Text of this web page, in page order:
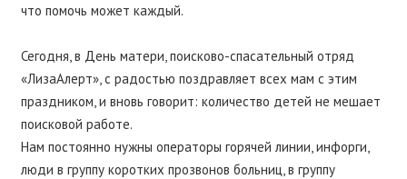
что помочь может каждый.
Сегодня, в День матери, поисково-спасательный отряд
«ЛизаАлерт», с радостью поздравляет всех мам с этим
праздником, и вновь говорит: количество детей не мешает
поисковой работе.
Нам постоянно нужны операторы горячей линии, инфорги,
люди в группу коротких прозвонов больниц, в группу